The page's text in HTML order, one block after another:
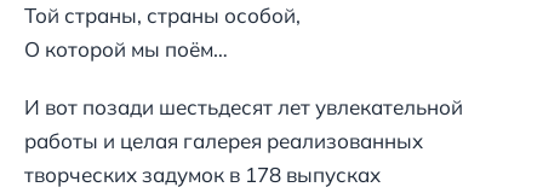
Той страны, страны особой,
О которой мы поём…
И вот позади шестьдесят лет увлекательной
работы и целая галерея реализованных
творческих задумок в 178 выпусках